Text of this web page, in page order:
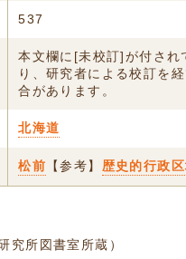
537
本文欄に[未校訂]が付され
り、研究者による校訂を
合があります。
北海道
松前 【参考】 歴史的行政
究所図書室所蔵）